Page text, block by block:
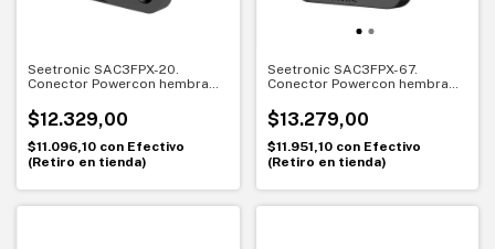
Seetronic SAC3FPX-20.
Conector Powercon hembra
profesional IP65
$12.329,00
$11.096,10 con Efectivo
(Retiro en tienda)
Seetronic SAC3FPX-67.
Conector Powercon hembra
protección para exteriores
$13.279,00
$11.951,10 con Efectivo
(Retiro en tienda)